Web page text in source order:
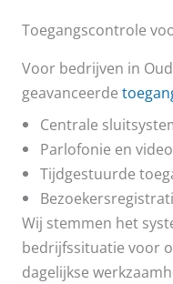
Toegangscontrole
Voor bedrijven in
geavanceerde
Centrale
Parlofonie en
Tijdgestuurde
Wij stemmen het
bedrijfssituatie voor
dagelijkse